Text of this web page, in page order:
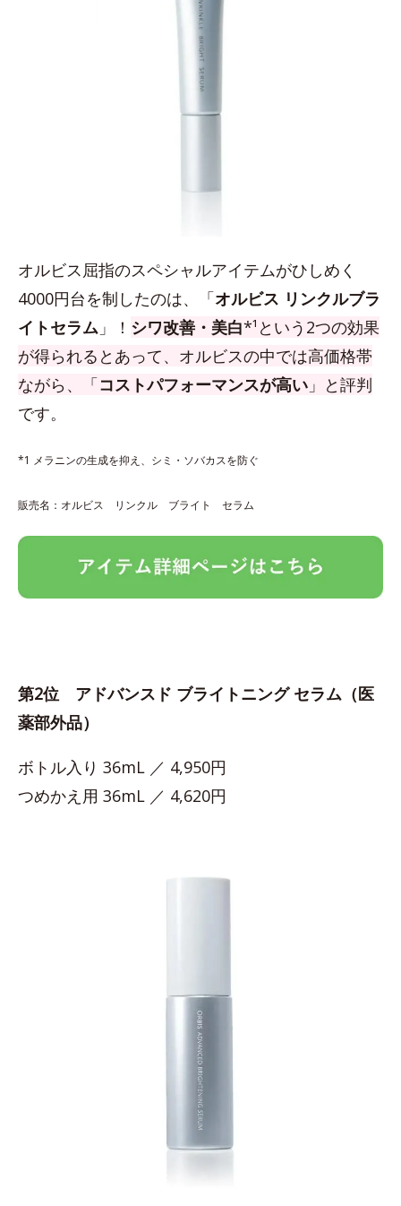
オルビス屈指のスペシャルアイテムがひしめく
4000円台を制したのは、「オルビス リンクルブラ
イトセラム 」！ シワ改善・美白*¹という2つの効果
が得られるとあって、オルビスの中では高価格帯
ながら、「コストパフォーマンスが高い 」と評判
です。
*1 メラニンの生成を抑え、シミ・ソバカスを防ぐ
販売名：オルビス リンクル ブライト セラム
第2位 アドバンスド ブライトニング セラム（医
薬部外品）
ボトル入り 36mL ／ 4,950円
つめかえ用 36mL ／ 4,620円